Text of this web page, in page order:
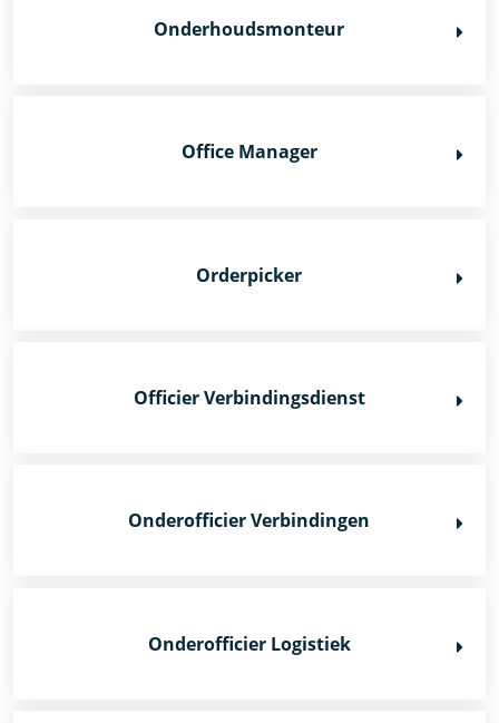
Onderhoudsmonteur
Office Manager
Orderpicker
Officier Verbindingsdienst
Onderofficier Verbindingen
Onderofficier Logistiek